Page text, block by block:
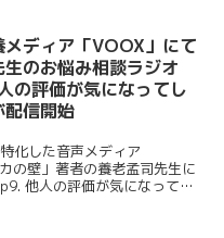
メディア「VOOX」にて
生のお悩み相談ラジオ
の評価が気になってし
配信開始
化した音声メディア
の壁」著者の養老孟司先生に
他人の評価が気になってし